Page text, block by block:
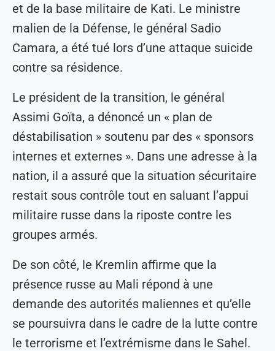
et de la base militaire de Kati. Le ministre
malien de la Défense, le général Sadio
Camara, a été tué lors d’une attaque suicide
contre sa résidence.
Le président de la transition, le général
Assimi Goïta, a dénoncé un « plan de
déstabilisation » soutenu par des « sponsors
internes et externes ». Dans une adresse à la
nation, il a assuré que la situation sécuritaire
restait sous contrôle tout en saluant l’appui
militaire russe dans la riposte contre les
groupes armés.
De son côté, le Kremlin affirme que la
présence russe au Mali répond à une
demande des autorités maliennes et qu’elle
se poursuivra dans le cadre de la lutte contre
le terrorisme et l’extrémisme dans le Sahel.